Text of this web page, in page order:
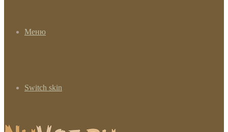
Меню
Switch skin